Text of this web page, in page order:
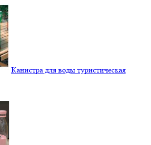
Канистра для воды туристическая